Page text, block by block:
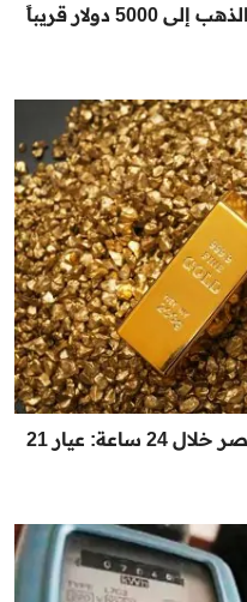
تعرف على توقعات ارتفاع أسعار الذهب إلى 5000 دولار قريباً
قفزة تاريخية لأسعار الذهب في مصر خلال 24 ساعة: عيار 21